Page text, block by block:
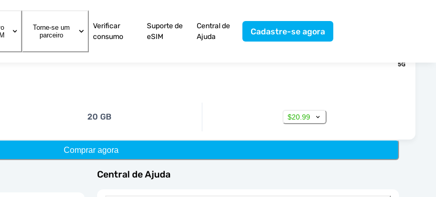
Torne-se um
parceiro
Verificar
consumo
Suporte de
eSIM
Central de
Ajuda
Cadastre-se agora
20 GB $20.99
Comprar agora
Central de Ajuda